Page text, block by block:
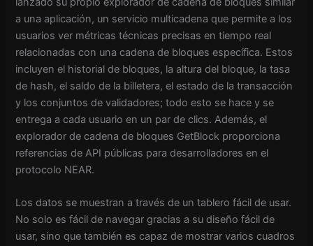
a una aplicación, un servicio multicadena que permite a los
usuarios ver métricas técnicas precisas en tiempo real
relacionadas con una cadena de bloques específica. Estos
incluyen el historial de bloques, la altura del bloque, la tasa
de hash, el saldo de la billetera, el estado de la transacción
y los conjuntos de validadores; todo esto se hace y se
entrega a cada usuario en un par de clics. Además, el
explorador de cadena de bloques GetBlock proporciona
referencias de API públicas para desarrolladores en el
protocolo NEAR.
Los datos se muestran a través de un tablero fácil de usar.
No solo es fácil de navegar gracias a su diseño fácil de
usar, sino que también es capaz de mostrar varios cuadros